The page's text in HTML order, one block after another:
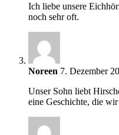
Ich liebe unsere
noch sehr oft.
Noreen 7. Dezember
Unser Sohn liebt
eine Geschichte, die